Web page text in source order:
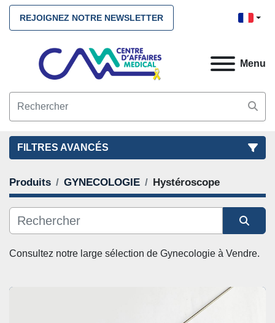
REJOIGNEZ NOTRE NEWSLETTER
Menu
FILTRES AVANCÉS
FILTRES (2) NETTOYEZ TOUS
GYNECOLOGIE
CATÉGORIE
Produits GYNECOLOGIE Hystéroscope
Trier par
Consultez notre large sélection de Gynecologie à Vendre.